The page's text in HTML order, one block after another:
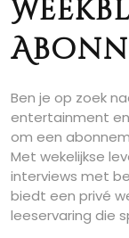
Ben je op zoek
entertainment
om een
Met wekelijkse
interviews met
biedt een privé
leeservaring die